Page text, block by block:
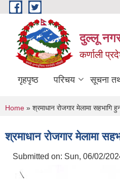
Skip to main content
दुल्लू
कर्णाली
गृहपृष्ठ परिचय सूचना
You are here
Home » श्रमाधान रोजगार मेलामा सहभागि
श्रमाधान रोजगार मेलामा
Submitted on: Sun, 06/02/